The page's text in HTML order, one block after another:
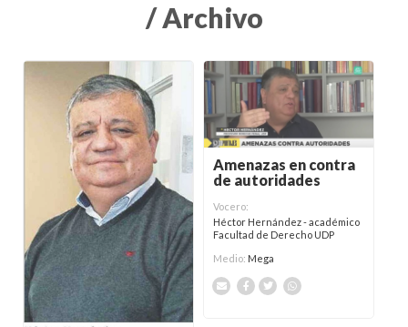
/ Archivo
Amenazas en contra
de autoridades
Vocero:
Héctor Hernández - académico
Facultad de Derecho UDP
Medio: Mega